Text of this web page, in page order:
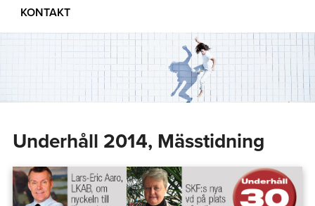
KONTAKT
Underhåll 2014, Mässtidning